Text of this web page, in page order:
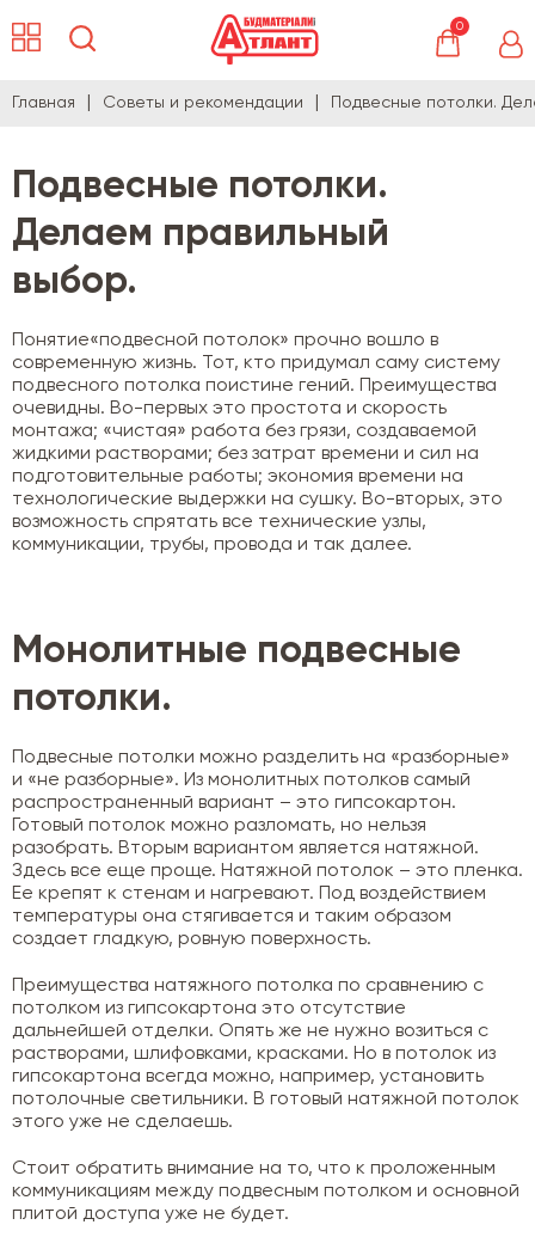
0
Главная Советы и рекомендации Подвесные потолки.
Подвесные потолки.
Делаем правильный
выбор.
Понятие«подвесной потолок» прочно вошло в
современную жизнь. Тот, кто придумал саму систему
подвесного потолка поистине гений. Преимущества
очевидны. Во-первых это простота и скорость
монтажа; «чистая» работа без грязи, создаваемой
жидкими растворами; без затрат времени и сил на
подготовительные работы; экономия времени на
технологические выдержки на сушку. Во-вторых, это
возможность спрятать все технические узлы,
коммуникации, трубы, провода и так далее.
Монолитные подвесные
потолки.
Подвесные потолки можно разделить на «разборные»
и «не разборные». Из монолитных потолков самый
распространенный вариант – это гипсокартон.
Готовый потолок можно разломать, но нельзя
разобрать. Вторым вариантом является натяжной.
Здесь все еще проще. Натяжной потолок – это пленка.
Ее крепят к стенам и нагревают. Под воздействием
температуры она стягивается и таким образом
создает гладкую, ровную поверхность.
Преимущества натяжного потолка по сравнению с
потолком из гипсокартона это отсутствие
дальнейшей отделки. Опять же не нужно возиться с
растворами, шлифовками, красками. Но в потолок из
гипсокартона всегда можно, например, установить
потолочные светильники. В готовый натяжной потолок
этого уже не сделаешь.
Стоит обратить внимание на то, что к проложенным
коммуникациям между подвесным потолком и основной
плитой доступа уже не будет.